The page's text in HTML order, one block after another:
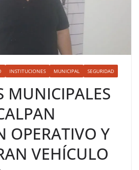
INSTITUCIONES MUNICIPAL SEGURIDAD
MUNICIPALES
OPERATIVO Y
VEHÍCULO